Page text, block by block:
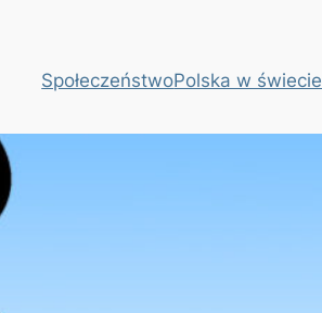
SpołeczeństwoPolska w świecie